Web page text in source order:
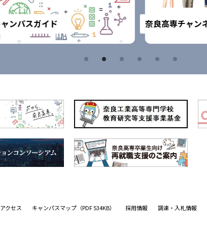
ンパスガイド 奈良高専チャンネ
クセス キャンパスマップ （PDF 534KB） 採用情報 調達・入札情報